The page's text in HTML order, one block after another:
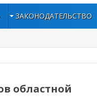
ЗАКОНОДАТЕЛЬСТВО
областной